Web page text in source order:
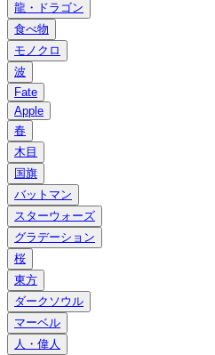
龍・ドラゴン
食べ物
モノクロ
波
Fate
Apple
春
木目
国旗
バットマン
スターウォーズ
グラデーション
桜
東方
ダークソウル
マーベル
人・偉人